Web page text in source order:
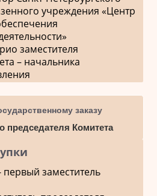
учреждения «Центр
заместителя
– начальника
заказу
председателя Комитета
первый заместитель